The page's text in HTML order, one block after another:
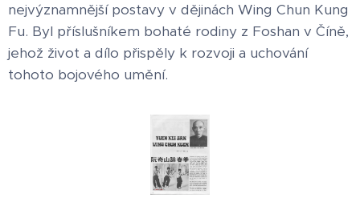
nejvýznamnější postavy v dějinách Wing Chun Kung
Fu. Byl příslušníkem bohaté rodiny z Foshan v Číně,
jehož život a dílo přispěly k rozvoji a uchování
tohoto bojového umění.